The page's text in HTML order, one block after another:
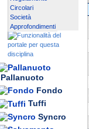
Circolari
Società
Approfondimenti
Pallanuoto
Fondo
Tuffi
Syncro